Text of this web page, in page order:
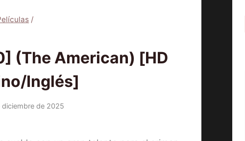
/
(The American) [HD
Inglés]
diciembre de 2025